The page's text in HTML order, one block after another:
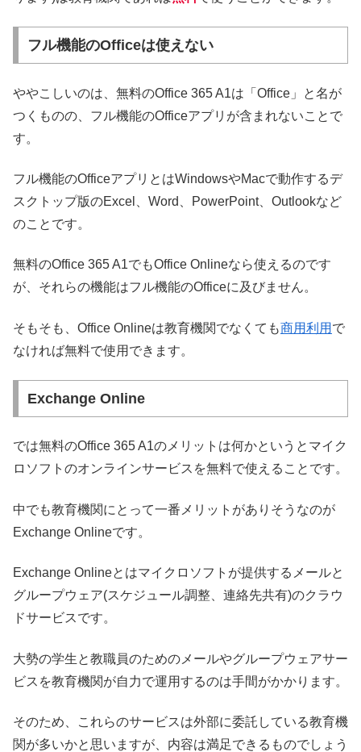
フル機能のOfficeは使えない
ややこしいのは、無料のOffice 365 A1は「Office」と名が
つくものの、フル機能のOfficeアプリが含まれないことで
す。
フル機能のOfficeアプリとはWindowsやMacで動作するデ
スクトップ版のExcel、Word、PowerPoint、Outlookなど
のことです。
無料のOffice 365 A1でもOffice Onlineなら使えるのです
が、それらの機能はフル機能のOfficeに及びません。
そもそも、Office Onlineは教育機関でなくても商用利用 で
なければ無料で使用できます。
Exchange Online
では無料のOffice 365 A1のメリットは何かというとマイク
ロソフトのオンラインサービスを無料で使えることです。
中でも教育機関にとって一番メリットがありそうなのが
Exchange Onlineです。
Exchange Onlineとはマイクロソフトが提供するメールと
グループウェア(スケジュール調整、連絡先共有)のクラウ
ドサービスです。
大勢の学生と教職員のためのメールやグループウェアサー
ビスを教育機関が自力で運用するのは手間がかかります。
そのため、これらのサービスは外部に委託している教育機
関が多いかと思いますが、内容は満足できるものでしょう